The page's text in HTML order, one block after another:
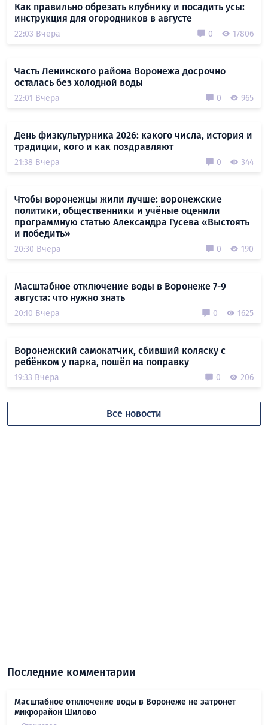
Как правильно обрезать клубнику и посадить усы:
инструкция для огородников в августе
22:03 Вчера 0 17806
Часть Ленинского района Воронежа досрочно
осталась без холодной воды
22:01 Вчера 0 965
День физкультурника 2026: какого числа, история и
традиции, кого и как поздравляют
21:38 Вчера 0 344
Чтобы воронежцы жили лучше: воронежские
политики, общественники и учёные оценили
программную статью Александра Гусева «Выстоять
и победить»
20:30 Вчера 0 190
Масштабное отключение воды в Воронеже 7-9
августа: что нужно знать
20:10 Вчера 0 1625
Воронежский самокатчик, сбивший коляску с
ребёнком у парка, пошёл на поправку
19:33 Вчера 0 206
Все новости
Последние комментарии
Масштабное отключение воды в Воронеже не затронет
микрорайон Шилово